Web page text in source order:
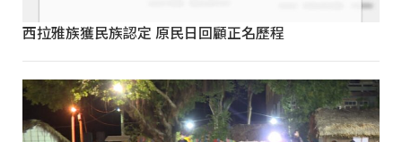
西拉雅族獲民族認定 原民日回顧正名歷程